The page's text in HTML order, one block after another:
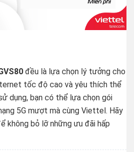
đều là lựa chọn lý tưởng cho
tốc độ cao và yêu thích thể
dụng, bạn có thể lựa chọn gói
5G mượt mà cùng Viettel. Hãy
không bỏ lỡ những ưu đãi hấp